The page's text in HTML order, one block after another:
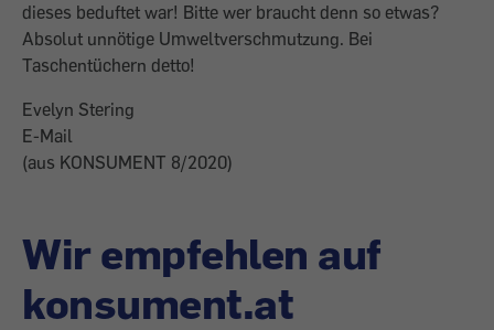
dieses beduftet war! Bitte wer braucht denn so etwas?
Absolut unnötige Umweltverschmutzung. Bei
Taschentüchern detto!
Evelyn Stering
E-Mail
(aus KONSUMENT 8/2020)
Wir empfehlen auf
konsument.at